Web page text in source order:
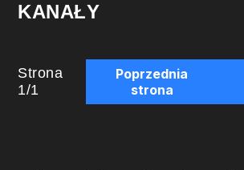
KANAŁY
Strona
1/1
Poprzednia
strona